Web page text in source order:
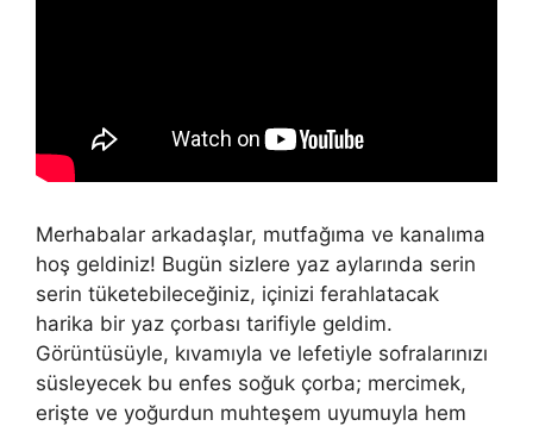
Merhabalar arkadaşlar, mutfağıma ve kanalıma
hoş geldiniz! Bugün sizlere yaz aylarında serin
serin tüketebileceğiniz, içinizi ferahlatacak
harika bir yaz çorbası tarifiyle geldim.
Görüntüsüyle, kıvamıyla ve lefetiyle sofralarınızı
süsleyecek bu enfes soğuk çorba; mercimek,
erişte ve yoğurdun muhteşem uyumuyla hem